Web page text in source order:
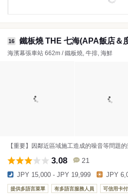
16 鐵板燒 THE 七海(APA飯店＆
海濱幕張車站 662m / 鐵板燒, 牛排, 海鮮
【重要】因鄰近區域施工造成的噪音等問題
3.08 21
JPY 15,000 - JPY 19,999 JPY
提供多語言菜單 有多語言服務人員 可信用卡